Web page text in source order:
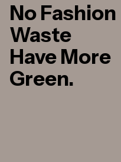
No Fashion
Waste
Have More
Green.